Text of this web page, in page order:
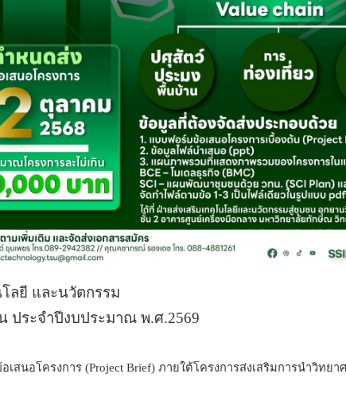
โลยี และนวัตกรรม
ประจำปีงบประมาณ พ.ศ.2569
สนอโครงการ (Project Brief) ภายใต้โครงการส่งเสริมการนำวิท